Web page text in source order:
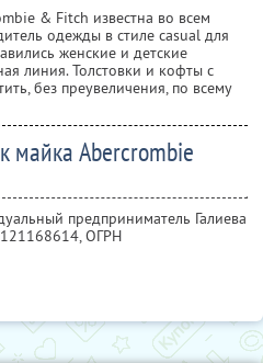
& Fitch известна во всем
одежды в стиле casual для
женские и детские
линия. Толстовки и кофты с
без преувеличения, по всему
майка Abercrombie
предприниматель Галиева
, ОГРН